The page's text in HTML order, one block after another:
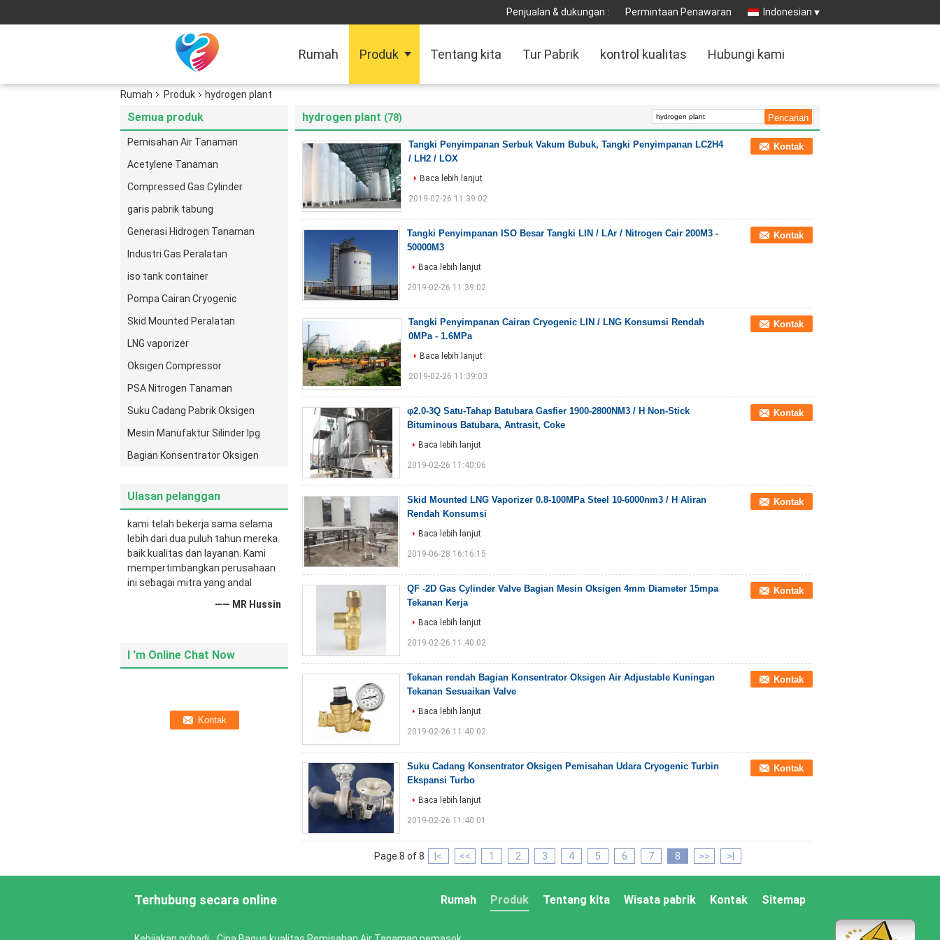
Penjualan & dukungan : Permintaan Penawaran Indonesian
Rumah Produk Tentang kita Tur Pabrik kontrol kualitas Hubungi kami
Rumah Produk hydrogen plant
Semua produk
Pemisahan Air Tanaman
Acetylene Tanaman
Compressed Gas Cylinder
garis pabrik tabung
Generasi Hidrogen Tanaman
Industri Gas Peralatan
iso tank container
Pompa Cairan Cryogenic
Skid Mounted Peralatan
LNG vaporizer
Oksigen Compressor
PSA Nitrogen Tanaman
Suku Cadang Pabrik Oksigen
Mesin Manufaktur Silinder lpg
Bagian Konsentrator Oksigen
Ulasan pelanggan
kami telah bekerja sama selama
lebih dari dua puluh tahun mereka
baik kualitas dan layanan. Kami
mempertimbangkan perusahaan
ini sebagai mitra yang andal
—— MR Hussin
I 'm Online Chat Now
hydrogen plant (78)
Tangki Penyimpanan Serbuk Vakum Bubuk, Tangki Penyimpanan LC2H4
/ LH2 / LOX
Kontak
Baca lebih lanjut
2019-02-26 11:39:02
Tangki Penyimpanan ISO Besar Tangki LIN / LAr ​​/ Nitrogen Cair 200M3 -
50000M3
Kontak
Baca lebih lanjut
2019-02-26 11:39:02
Tangki Penyimpanan Cairan Cryogenic LIN / LNG Konsumsi Rendah
0MPa - 1.6MPa
Kontak
Baca lebih lanjut
2019-02-26 11:39:03
φ2.0-3Q Satu-Tahap Batubara Gasfier 1900-2800NM3 / H Non-Stick
Bituminous Batubara, Antrasit, Coke
Kontak
Baca lebih lanjut
2019-02-26 11:40:06
Skid Mounted LNG Vaporizer 0.8-100MPa Steel 10-6000nm3 / H Aliran
Rendah Konsumsi
Kontak
Baca lebih lanjut
2019-06-28 16:16:15
QF -2D Gas Cylinder Valve Bagian Mesin Oksigen 4mm Diameter 15mpa
Tekanan Kerja
Kontak
Baca lebih lanjut
2019-02-26 11:40:02
Tekanan rendah Bagian Konsentrator Oksigen Air Adjustable Kuningan
Tekanan Sesuaikan Valve
Kontak
Baca lebih lanjut
2019-02-26 11:40:02
Suku Cadang Konsentrator Oksigen Pemisahan Udara Cryogenic Turbin
Ekspansi Turbo
Kontak
Baca lebih lanjut
2019-02-26 11:40:01
Page 8 of 8 |< << 1 2 3 4 5 6 7 8 >> >|
Terhubung secara online Sitemap
Kontak
Wisata pabrik
Tentang kita
Produk
Rumah